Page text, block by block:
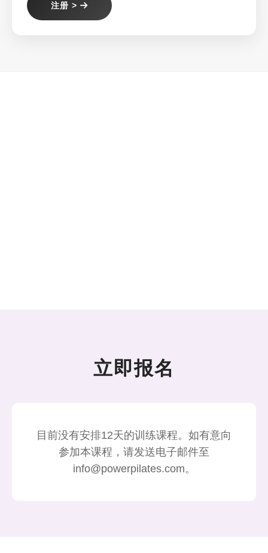
注册 >
立即报名
目前没有安排12天的训练课程。如有意向
参加本课程，请发送电子邮件至
info@powerpilates.com。